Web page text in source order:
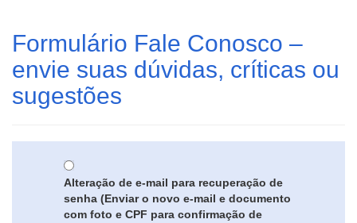
Formulário Fale Conosco –
envie suas dúvidas, críticas ou
sugestões
Alteração de e-mail para recuperação de
senha (Enviar o novo e-mail e documento
com foto e CPF para confirmação de